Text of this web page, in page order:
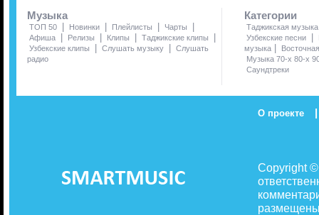
Музыка
ТОП 50 | Новинки | Плейлисты | Чарты |
Афиша | Релизы | Клипы | Таджикские клипы |
Узбекские клипы | Слушать музыку | Слушать
радио
Категории
Таджикская музыка
Узбекские песни
|
музыка |
Музыка 70-х 80-х
Саундтреки
О проекте |
Copyright
размещены